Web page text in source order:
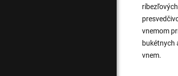
vnemom
bukétnych
vnem.